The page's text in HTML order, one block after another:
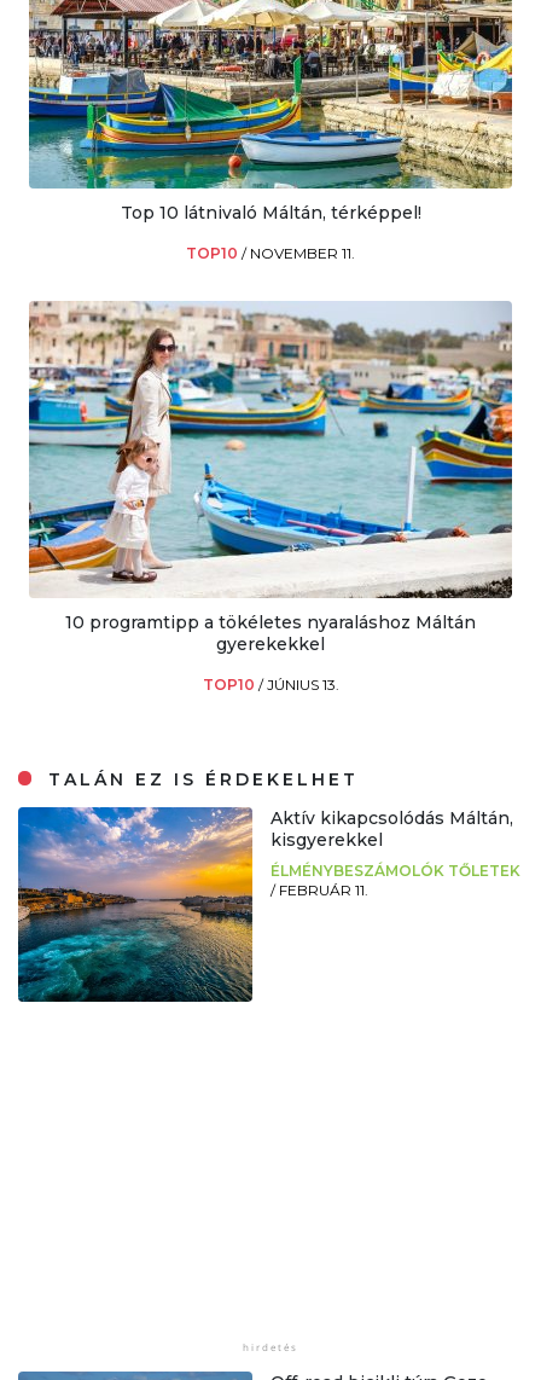
Top 10 látnivaló Máltán, térképpel!
TOP10 / NOVEMBER 11.
10 programtipp a tökéletes nyaraláshoz Máltán
gyerekekkel
TOP10 /JÚNIUS 13.
TALÁN EZ IS ÉRDEKELHET
Aktív kikapcsolódás Máltán,
kisgyerekkel
ÉLMÉNYBESZÁMOLÓK TŐLETEK
/ FEBRUÁR 11.